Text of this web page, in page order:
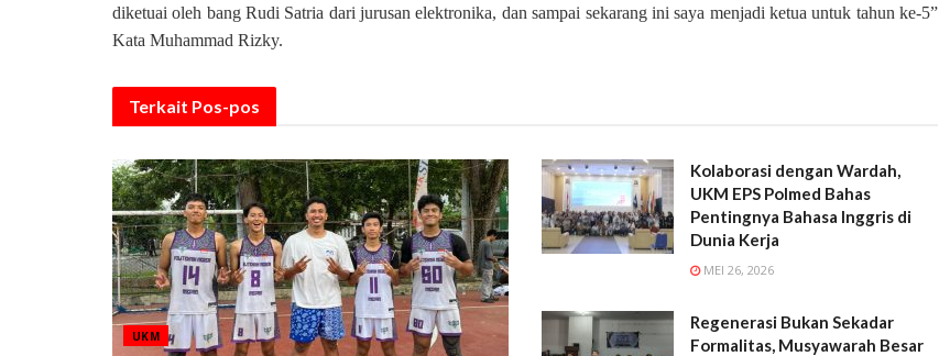
diketuai oleh bang Rudi Satria dari jurusan elektronika, dan sampai sekarang ini saya menjadi ketua untuk tahun ke-5”
Kata Muhammad Rizky.
Terkait Pos-pos
UKM
Kolaborasi dengan Wardah,
UKM EPS Polmed Bahas
Pentingnya Bahasa Inggris di
Dunia Kerja
MEI 26, 2026
Regenerasi Bukan Sekadar
Formalitas, Musyawarah Besar